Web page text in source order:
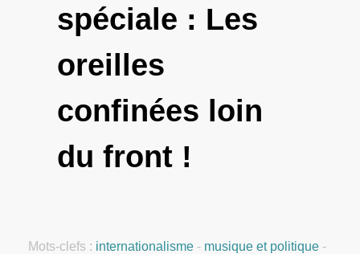
spéciale : Les
oreilles
confinées loin
du front !
Mots-clefs : internationalisme - musique et politique -